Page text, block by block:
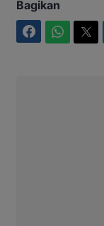
Bagikan